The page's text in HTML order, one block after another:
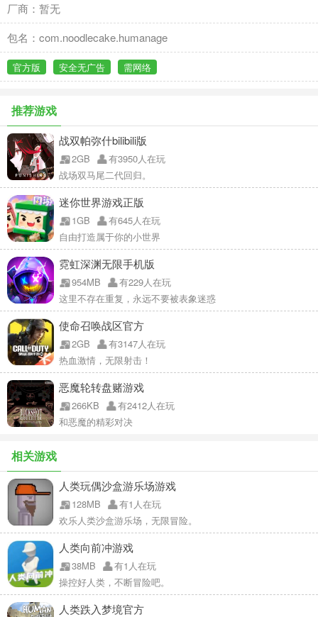
厂商：暂无
包名：com.noodlecake.humanage
官方版 安全无广告 需网络
推荐游戏
战双帕弥什bilibili版
2GB
有3950人在玩
战场双马尾二代回归。
迷你世界游戏正版
1GB
有645人在玩
自由打造属于你的小世界
霓虹深渊无限手机版
954MB
有229人在玩
这里不存在重复，永远不要被表象迷惑
使命召唤战区官方
2GB
有3147人在玩
热血激情，无限射击！
恶魔轮转盘赌游戏
266KB
有2412人在玩
和恶魔的精彩对决
相关游戏
人类玩偶沙盒游乐场游戏
128MB
有1人在玩
欢乐人类沙盒游乐场，无限冒险。
人类向前冲游戏
38MB
有1人在玩
操控好人类，不断冒险吧。
人类跌入梦境官方